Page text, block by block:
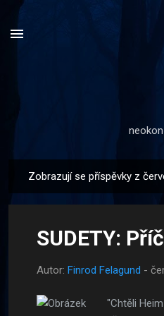
ř
Zobrazují se příspěvky z
SUDETY:
Autor: Finrod Felagund -
"Chtěli